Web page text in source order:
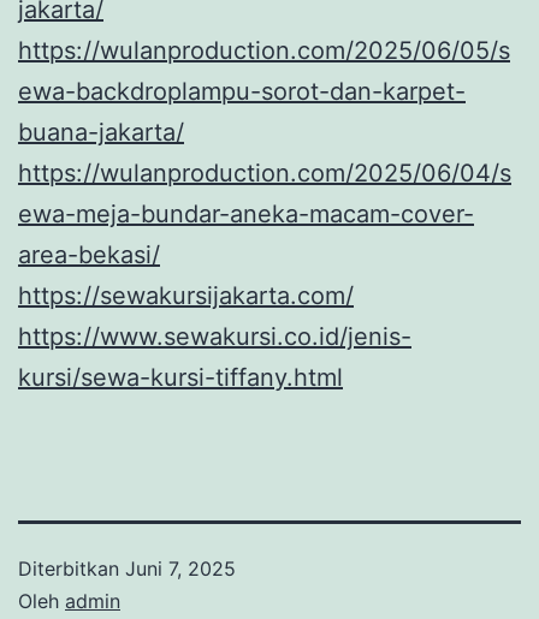
jakarta/
https://wulanproduction.com/2025/06/05/s
ewa-backdroplampu-sorot-dan-karpet-
buana-jakarta/
https://wulanproduction.com/2025/06/04/s
ewa-meja-bundar-aneka-macam-cover-
area-bekasi/
https://sewakursijakarta.com/
https://www.sewakursi.co.id/jenis-
kursi/sewa-kursi-tiffany.html
Diterbitkan Juni 7, 2025
Oleh admin